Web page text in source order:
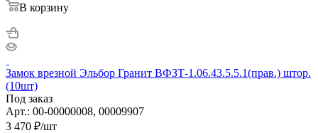
В корзину
Замок врезной Эльбор Гранит ВФЗТ-1.06.43.5.5.1(прав.) штор.
(10шт)
Под заказ
Арт.: 00-00000008, 00009907
3 470 ₽/шт